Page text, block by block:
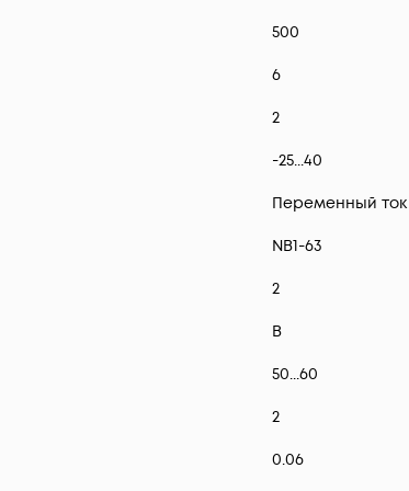
500
6
2
-25...40
Переменный ток
NB1-63
2
B
50...60
2
0.06